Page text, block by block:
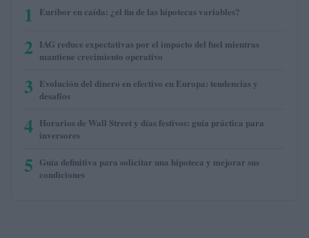
1 Euríbor en caída: ¿el fin de las hipotecas variables?
2 IAG reduce expectativas por el impacto del fuel mientras
mantiene crecimiento operativo
3 Evolución del dinero en efectivo en Europa: tendencias y
desafíos
4 Horarios de Wall Street y días festivos: guía práctica para
inversores
5 Guía definitiva para solicitar una hipoteca y mejorar sus
condiciones